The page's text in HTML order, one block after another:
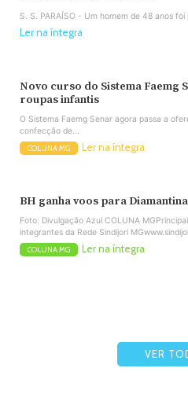
S. S. PARAÍSO - Um homem de 48 anos
Ler na íntegra
Novo curso do Sistema Faemg
roupas infantis
O Sistema Faemg Senar agora passa a
confecção de...
COLUNA MG Ler na íntegra
BH ganha voos para
Foto: Divulgação Azul COLUNA
integrantes da Rede Sindijori
COLUNA MG Ler na íntegra
VER